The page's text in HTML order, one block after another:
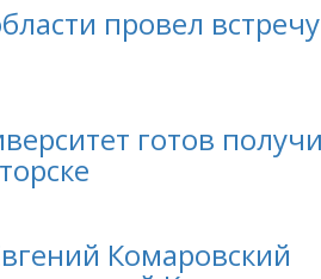
провел
готов
Комаровский